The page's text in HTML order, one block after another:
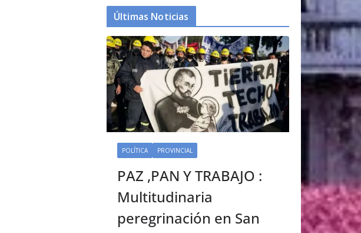
Últimas Noticias
POLÍTICA PROVINCIAL
PAZ ,PAN Y TRABAJO :
Multitudinaria
peregrinación en San